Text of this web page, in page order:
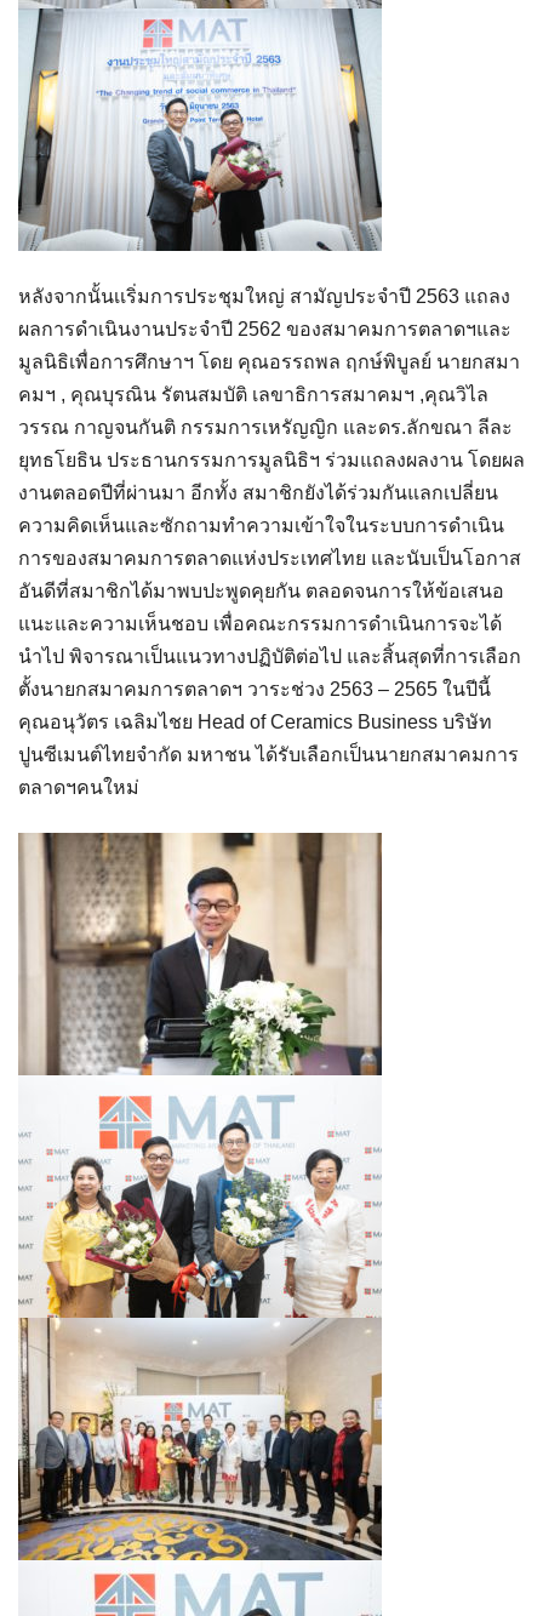
หลังจากนั้นเเริ่มการประชุมใหญ่ สามัญประจำปี 2563 แถลง
ผลการดำเนินงานประจำปี 2562 ของสมาคมการตลาดฯและ
มูลนิธิเพื่อการศึกษาฯ โดย คุณอรรถพล ฤกษ์พิบูลย์ นายกสมา
คมฯ , คุณบุรณิน รัตนสมบัติ เลขาธิการสมาคมฯ ,คุณวิไล
วรรณ กาญจนกันติ กรรมการเหรัญญิก และดร.ลักขณา ลีละ
ยุทธโยธิน ประธานกรรมการมูลนิธิฯ ร่วมแถลงผลงาน โดยผล
งานตลอดปีที่ผ่านมา อีกทั้ง สมาชิกยังได้ร่วมกันแลกเปลี่ยน
ความคิดเห็นและซักถามทำความเข้าใจในระบบการดำเนิน
การของสมาคมการตลาดแห่งประเทศไทย และนับเป็นโอกาส
อันดีที่สมาชิกได้มาพบปะพูดคุยกัน ตลอดจนการให้ข้อเสนอ
แนะและความเห็นชอบ เพื่อคณะกรรมการดำเนินการจะได้
นำไป พิจารณาเป็นแนวทางปฏิบัติต่อไป และสิ้นสุดที่การเลือก
ตั้งนายกสมาคมการตลาดฯ วาระช่วง 2563 – 2565 ในปีนี้
คุณอนุวัตร เฉลิมไชย​ Head of Ceramics Business บริษัท
ปูนซีเมนต์ไทยจำกัด มหาชน ได้รับเลือกเป็นนายกสมาคมการ
ตลาดฯคนใหม่